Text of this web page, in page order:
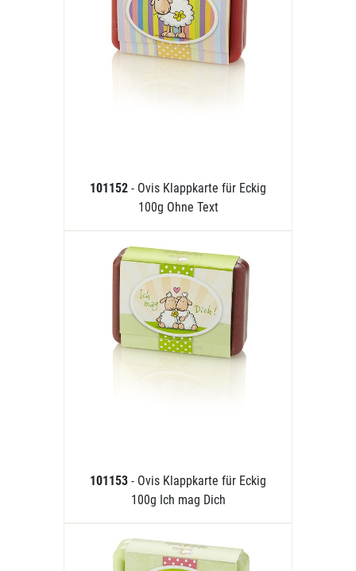
101152 - Ovis Klappkarte für Eckig
100g Ohne Text
101153 - Ovis Klappkarte für Eckig
100g Ich mag Dich